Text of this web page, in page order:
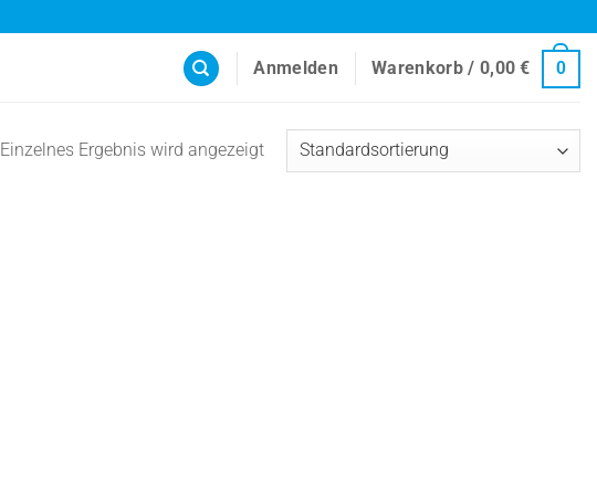
Anmelden Warenkorb / 0,00€ 0
Einzelnes Ergebnis wird angezeigt